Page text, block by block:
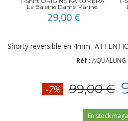
La Baleine Dame Marine
29,00 €
Shorty reversible en 4mm-
Réf :
-7% 99,00 €
En stock